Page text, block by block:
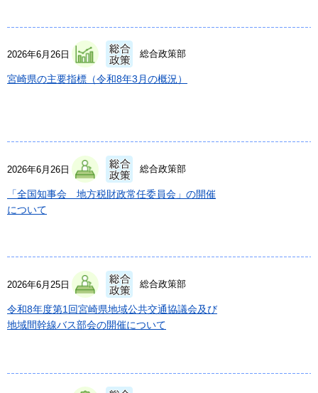
2026年6月26日 総合政策部
宮崎県の主要指標（令和8年3月の概況）
2026年6月26日 総合政策部
「全国知事会 地方税財政常任委員会」の開催
について
2026年6月25日 総合政策部
令和8年度第1回宮崎県地域公共交通協議会及び
地域間幹線バス部会の開催について